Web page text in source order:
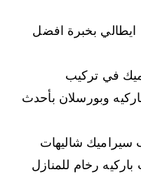
بخبرة افضل
في تركيب
وبورسلان بأحدث
سيراميك شاليهات
رخام للمنازل